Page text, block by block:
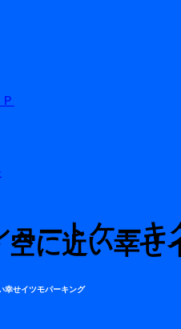
ートケーキ
空に近い幸せ
せイツモパーキング